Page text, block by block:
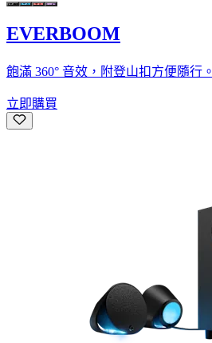
EVERBOOM
飽滿 360° 音效，附登山扣方便隨行。
立即購買